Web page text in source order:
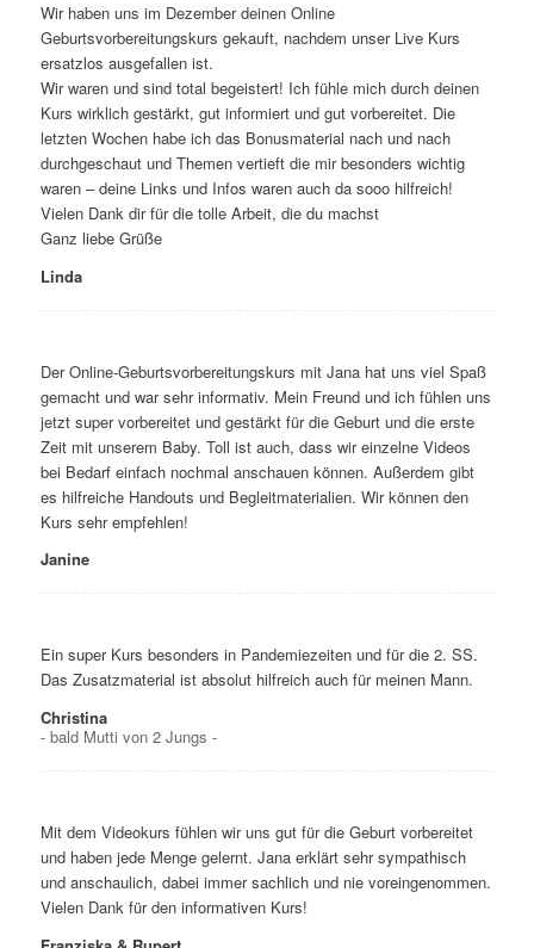
Wir haben uns im Dezember deinen Online
Geburtsvorbereitungskurs gekauft, nachdem unser Live Kurs
ersatzlos ausgefallen ist.
Wir waren und sind total begeistert! Ich fühle mich durch deinen
Kurs wirklich gestärkt, gut informiert und gut vorbereitet. Die
letzten Wochen habe ich das Bonusmaterial nach und nach
durchgeschaut und Themen vertieft die mir besonders wichtig
waren – deine Links und Infos waren auch da sooo hilfreich!
Vielen Dank dir für die tolle Arbeit, die du machst
Ganz liebe Grüße
Linda
Der Online-Geburtsvorbereitungskurs mit Jana hat uns viel Spaß
gemacht und war sehr informativ. Mein Freund und ich fühlen uns
jetzt super vorbereitet und gestärkt für die Geburt und die erste
Zeit mit unserem Baby. Toll ist auch, dass wir einzelne Videos
bei Bedarf einfach nochmal anschauen können. Außerdem gibt
es hilfreiche Handouts und Begleitmaterialien. Wir können den
Kurs sehr empfehlen!
Janine
Ein super Kurs besonders in Pandemiezeiten und für die 2. SS.
Das Zusatzmaterial ist absolut hilfreich auch für meinen Mann.
Christina
- bald Mutti von 2 Jungs -
Mit dem Videokurs fühlen wir uns gut für die Geburt vorbereitet
und haben jede Menge gelernt. Jana erklärt sehr sympathisch
und anschaulich, dabei immer sachlich und nie voreingenommen.
Vielen Dank für den informativen Kurs!